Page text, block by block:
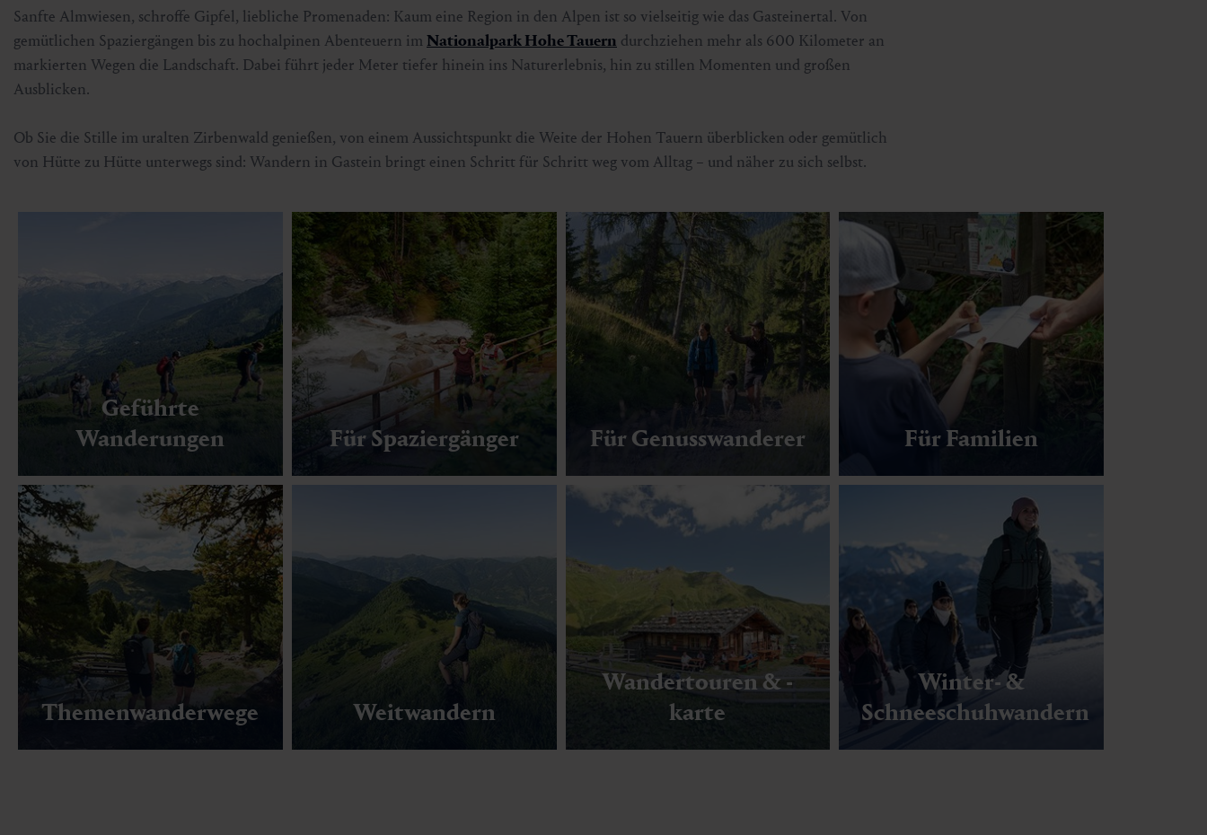
Sanfte Almwiesen, schroffe Gipfel, liebliche Promenaden: Kaum eine Region in den Alpen ist so vielseitig wie das Gasteinertal. Von
gemütlichen Spaziergängen bis zu hochalpinen Abenteuern im Nationalpark Hohe Tauern durchziehen mehr als 600 Kilometer an
markierten Wegen die Landschaft. Dabei führt jeder Meter tiefer hinein ins Naturerlebnis, hin zu stillen Momenten und großen
Ausblicken.
Ob Sie die Stille im uralten Zirbenwald genießen, von einem Aussichtspunkt die Weite der Hohen Tauern überblicken oder gemütlich
von Hütte zu Hütte unterwegs sind: Wandern in Gastein bringt einen Schritt für Schritt weg vom Alltag – und näher zu sich selbst.
Geführte
Wanderungen
Für Spaziergänger Für Genusswanderer Für Familien
Themenwanderwege Weitwandern
Wandertouren & -
karte
Winter- &
Schneeschuhwandern